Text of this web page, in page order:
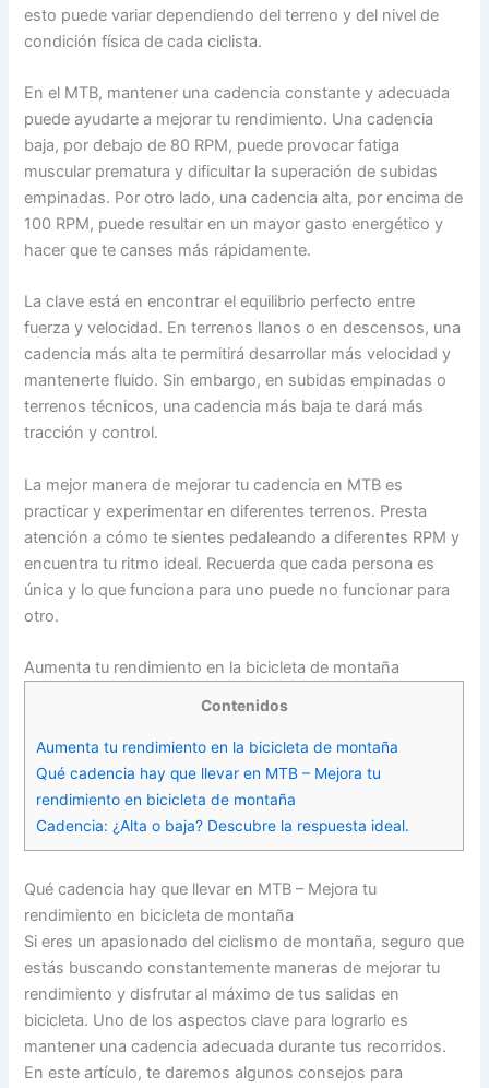
esto puede variar dependiendo del terreno y del nivel de
condición física de cada ciclista.
En el MTB, mantener una cadencia constante y adecuada
puede ayudarte a mejorar tu rendimiento. Una cadencia
baja, por debajo de 80 RPM, puede provocar fatiga
muscular prematura y dificultar la superación de subidas
empinadas. Por otro lado, una cadencia alta, por encima de
100 RPM, puede resultar en un mayor gasto energético y
hacer que te canses más rápidamente.
La clave está en encontrar el equilibrio perfecto entre
fuerza y velocidad. En terrenos llanos o en descensos, una
cadencia más alta te permitirá desarrollar más velocidad y
mantenerte fluido. Sin embargo, en subidas empinadas o
terrenos técnicos, una cadencia más baja te dará más
tracción y control.
La mejor manera de mejorar tu cadencia en MTB es
practicar y experimentar en diferentes terrenos. Presta
atención a cómo te sientes pedaleando a diferentes RPM y
encuentra tu ritmo ideal. Recuerda que cada persona es
única y lo que funciona para uno puede no funcionar para
otro.
Aumenta tu rendimiento en la bicicleta de montaña
Contenidos
Aumenta tu rendimiento en la bicicleta de montaña
Qué cadencia hay que llevar en MTB – Mejora tu
rendimiento en bicicleta de montaña
Cadencia: ¿Alta o baja? Descubre la respuesta ideal.
Qué cadencia hay que llevar en MTB – Mejora tu
rendimiento en bicicleta de montaña
Si eres un apasionado del ciclismo de montaña, seguro que
estás buscando constantemente maneras de mejorar tu
rendimiento y disfrutar al máximo de tus salidas en
bicicleta. Uno de los aspectos clave para lograrlo es
mantener una cadencia adecuada durante tus recorridos.
En este artículo, te daremos algunos consejos para